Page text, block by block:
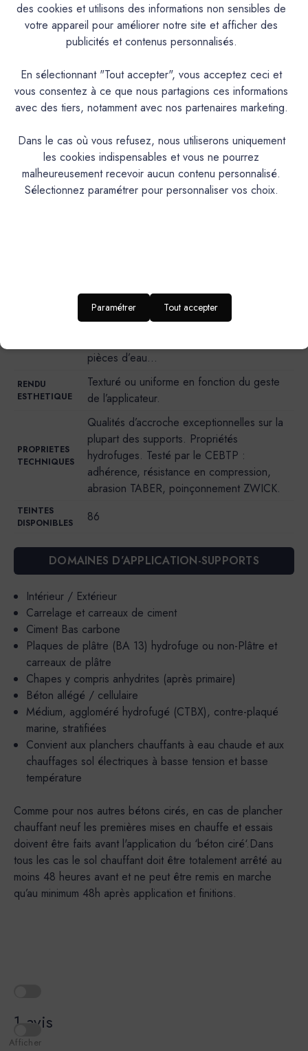
un matériau idéal pour la réalisation de sols, murs, plans de
travail et vasque, douches, terrasses extérieures etc...Il est
applicable, en faible épaisseur, de 1mm à 3mm en plusieurs
sans travaux lourds : en déco murale, plan de travail sur un
support très lisse sans joint de type medium (1 à 1.5 mm),
en sol (2mm), sur carrelage et en douche et pour des
cirés’, il présentera plus ou moins de nuances selon la
couleur et les conditions d’application. Formulé avec un
ciment bas carbone et conditionné dans un seau recyclé et
recyclable, pour un impact environnemental réduit.
Poudre + résine liquide (liant).
Intérieur/Extérieur : sol, mur, douche à
pièces d’eau…
RENDU
ESTHETIQUE
Texturé ou uniforme en fonction du geste
de l’applicateur.
PROPRIETES
TECHNIQUES
Qualités d’accroche exceptionnelles sur la
plupart des supports. Propriétés
hydrofuges. Testé par le CEBTP :
adhérence, résistance en compression,
abrasion TABER, poinçonnement ZWICK.
TEINTES
DISPONIBLES
86
DOMAINES D’APPLICATION-SUPPORTS
Intérieur / Extérieur
Carrelage et carreaux de ciment
Ciment Bas carbone
Plaques de plâtre (BA 13) hydrofuge ou non-Plâtre et
carreaux de plâtre
Chapes y compris anhydrites (après primaire)
Béton allégé / cellulaire
Médium, aggloméré hydrofugé (CTBX), contre-plaqué
marine, stratifiées
Convient aux planchers chauffants à eau chaude et aux
chauffages sol électriques à basse tension et basse
température
Comme pour nos autres bétons cirés, en cas de plancher
chauffant neuf les premières mises en chauffe et essais
doivent être faits avant l'application du ‘béton ciré‘.Dans
tous les cas le sol chauffant doit être totalement arrêté au
moins 48 heures avant et ne peut être remis en marche
qu’au minimum 48h après application et finitions.
1 avis
Afficher
des cookies et utilisons des informations non sensibles de
votre appareil pour améliorer notre site et afficher des
publicités et contenus personnalisés.
En sélectionnant "Tout accepter", vous acceptez ceci et
vous consentez à ce que nous partagions ces informations
avec des tiers, notamment avec nos partenaires marketing.
Dans le cas où vous refusez, nous utiliserons uniquement
les cookies indispensables et vous ne pourrez
malheureusement recevoir aucun contenu personnalisé.
Sélectionnez paramétrer pour personnaliser vos choix.
Paramétrer Tout accepter